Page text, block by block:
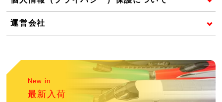
運営会社
New in
最新入荷